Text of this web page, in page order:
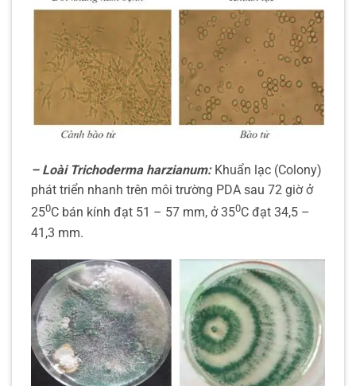
– Loài Trichoderma harzianum:Khuẩn lạc (Colony)
phát triển nhanh trên môi trường PDA sau 72 giờ ở
250C bán kính đạt 51 – 57 mm, ở 350C đạt 34,5 –
41,3 mm.